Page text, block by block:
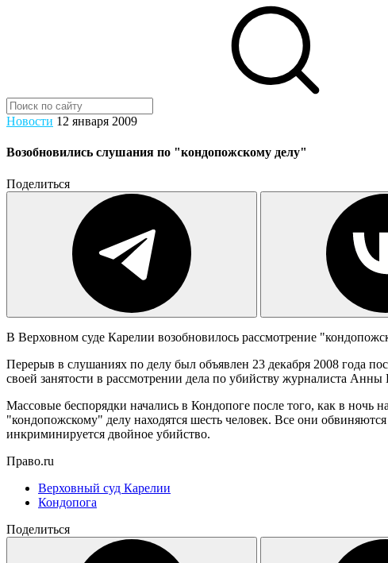
Новости 12 января 2009
Возобновились слушания по "кондопожскому делу"
Поделиться
В Верховном суде Карелии возобновилось рассмотрение
Перерыв в слушаниях по делу был объявлен 23 декабря 2008 года
своей занятости в рассмотрении дела по убийству журналиста
Массовые беспорядки начались в Кондопоге после того, как в ночь
"кондопожскому" делу находятся шесть человек. Все они
инкриминируется двойное убийство.
Право.ru
Верховный суд Карелии
Кондопога
Поделиться